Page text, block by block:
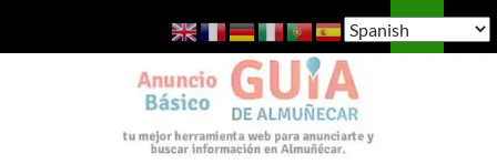
Guía de Almuñécar